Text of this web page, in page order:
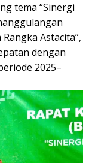
tema “Sinergi
Astacita”,
dengan
2025–